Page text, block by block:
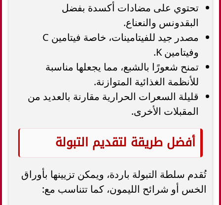
تحتوي على مضادات أكسدة بفضل
البقدونس والنعناع.
مصدر جيد للفيتامينات، خاصة فيتامين C
وفيتامين K.
تمنح شعورًا بالشبع، مما يجعلها مناسبة
للأنظمة الغذائية المتوازنة.
قليلة السعرات الحرارية مقارنة بالعديد من
المقبلات الأخرى.
أفضل طريقة لتقديم التبولة
تُقدم سلطة التبولة باردة، ويمكن تزيينها بأوراق
الخس أو شرائح الليمون، كما تتناسب مع: